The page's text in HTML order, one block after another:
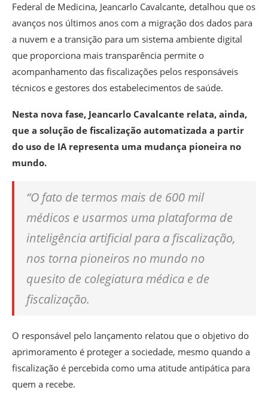
Federal de Medicina, Jeancarlo Cavalcante, detalhou que os
avanços nos últimos anos com a migração dos dados para
a nuvem e a transição para um sistema ambiente digital
que proporciona mais transparência permite o
acompanhamento das fiscalizações pelos responsáveis
técnicos e gestores dos estabelecimentos de saúde.
Nesta nova fase, Jeancarlo Cavalcante relata, ainda,
que a solução de fiscalização automatizada a partir
do uso de IA representa uma mudança pioneira no
mundo.
“O fato de termos mais de 600 mil
médicos e usarmos uma plataforma de
inteligência artificial para a fiscalização,
nos torna pioneiros no mundo no
quesito de colegiatura médica e de
fiscalização.
O responsável pelo lançamento relatou que o objetivo do
aprimoramento é proteger a sociedade, mesmo quando a
fiscalização é percebida como uma atitude antipática para
quem a recebe.